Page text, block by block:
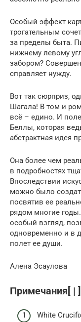
Особый эффект
трогательным
за пределы быта.
нижнему левому
забором?
справляет нужду.
Вот так сюрприз,
Шагала! В том и
всё – едино. И
Беллы, которая
абстрактная идея
Она более чем
в подробностях
Впоследствии
можно было
посвятив ее
рядом многие
особый взгляд,
одновременно и в
полет ее души.
Алена Эсаулова
Примечания[ | ]
White